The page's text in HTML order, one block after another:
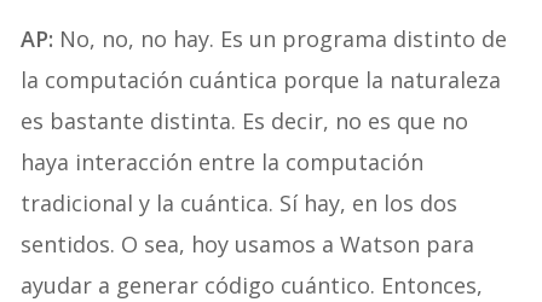
AP: No, no, no hay. Es un programa distinto de
la computación cuántica porque la naturaleza
es bastante distinta. Es decir, no es que no
haya interacción entre la computación
tradicional y la cuántica. Sí hay, en los dos
sentidos. O sea, hoy usamos a Watson para
ayudar a generar código cuántico. Entonces,